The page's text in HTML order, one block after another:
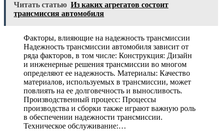
Читать статью Из каких агрегатов состоит
трансмиссия автомобиля
Факторы, влияющие на надежность трансмиссии
Надежность трансмиссии автомобиля зависит от
ряда факторов, в том числе: Конструкция: Дизайн
и инженерные решения трансмиссии во многом
определяют ее надежность. Материалы: Качество
материалов, используемых в трансмиссии, может
повлиять на ее долговечность и выносливость.
Производственный процесс: Процессы
производства и сборки также играют важную роль
в обеспечении надежности трансмиссии.
Техническое обслуживание:…